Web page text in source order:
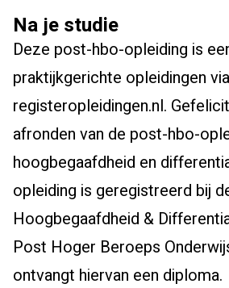
Na je studie
Deze post-hbo-opleiding is
praktijkgerichte opleidingen via
registeropleidingen.nl.
afronden van de post-hbo-
hoogbegaafdheid en
opleiding is geregistreerd bij
Hoogbegaafdheid &
Post Hoger Beroeps
ontvangt hiervan een diploma.